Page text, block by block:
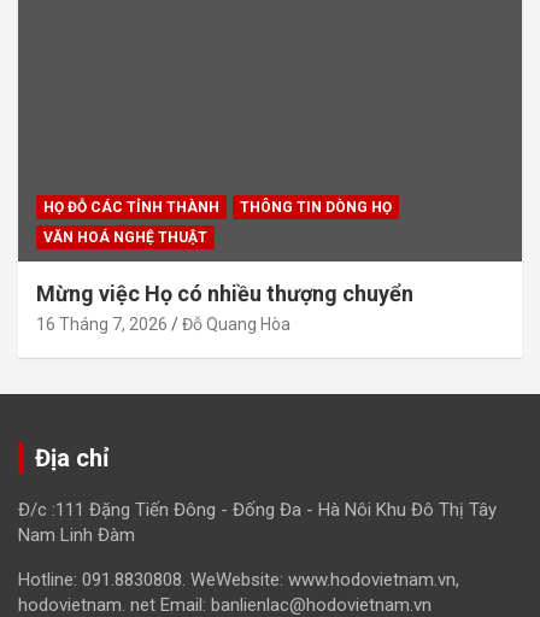
HỌ ĐỖ CÁC TỈNH THÀNH
THÔNG TIN DÒNG HỌ
VĂN HOÁ NGHỆ THUẬT
Mừng việc Họ có nhiều thượng chuyển
16 Tháng 7, 2026 Đỗ Quang Hòa
Địa chỉ
Đ/c :111 Đặng Tiến Đông - Đống Đa - Hà Nôi Khu Đô Thị Tây
Nam Linh Đàm
Hotline: 091.8830808. WeWebsite: www.hodovietnam.vn,
hodovietnam. net Email: banlienlac@hodovietnam.vn